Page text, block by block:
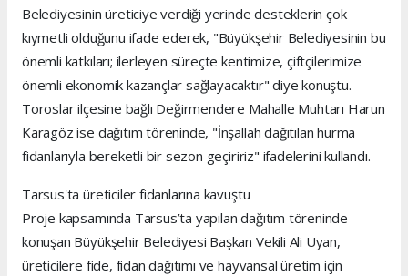
Belediyesinin üreticiye verdiği yerinde desteklerin çok
kıymetli olduğunu ifade ederek, "Büyükşehir Belediyesinin bu
önemli katkıları; ilerleyen süreçte kentimize, çiftçilerimize
önemli ekonomik kazançlar sağlayacaktır" diye konuştu.
Toroslar ilçesine bağlı Değirmendere Mahalle Muhtarı Harun
Karagöz ise dağıtım töreninde, "İnşallah dağıtılan hurma
fidanlarıyla bereketli bir sezon geçiririz" ifadelerini kullandı.
Tarsus'ta üreticiler fidanlarına kavuştu
Proje kapsamında Tarsus’ta yapılan dağıtım töreninde
konuşan Büyükşehir Belediyesi Başkan Vekili Ali Uyan,
üreticilere fide, fidan dağıtımı ve hayvansal üretim için